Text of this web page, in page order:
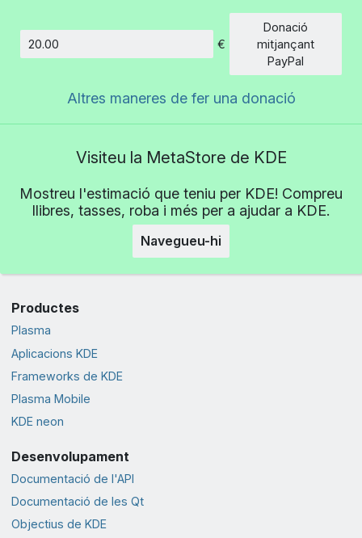
€
Donació
mitjançant
PayPal
Altres maneres de fer una donació
Visiteu la MetaStore de KDE
Mostreu l'estimació que teniu per KDE! Compreu
llibres, tasses, roba i més per a ajudar a KDE.
Navegueu-hi
Productes
Plasma
Aplicacions KDE
Frameworks de KDE
Plasma Mobile
KDE neon
Desenvolupament
Documentació de l'API
Documentació de les Qt
Objectius de KDE